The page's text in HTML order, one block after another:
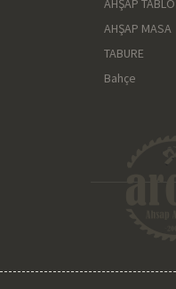
AHŞAP TABLO
AHŞAP MASA
TABURE
Bahçe